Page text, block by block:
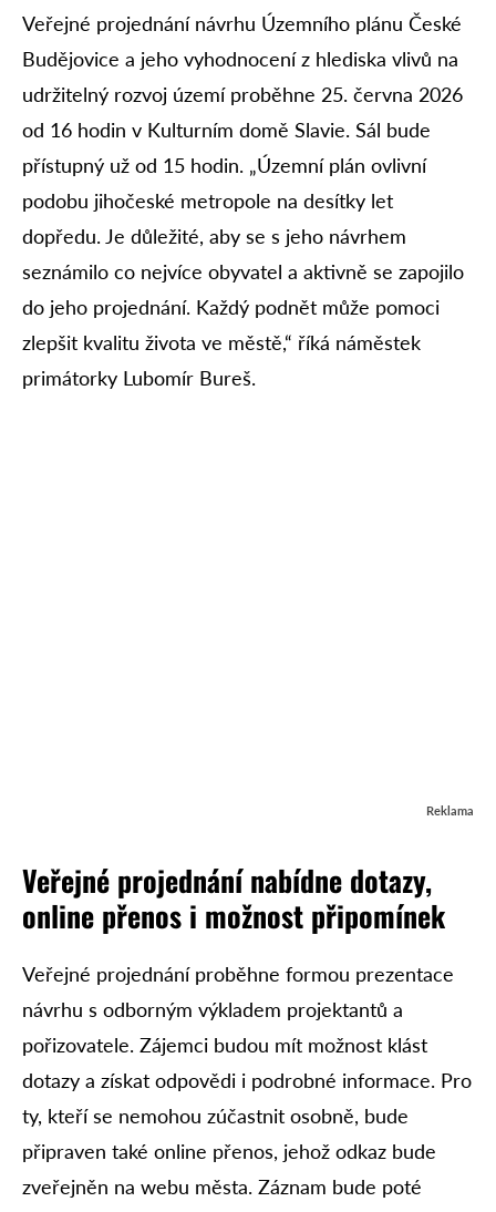
Veřejné projednání návrhu Územního plánu České
Budějovice a jeho vyhodnocení z hlediska vlivů na
udržitelný rozvoj území proběhne 25. června 2026
od 16 hodin v Kulturním domě Slavie. Sál bude
přístupný už od 15 hodin. „Územní plán ovlivní
podobu jihočeské metropole na desítky let
dopředu. Je důležité, aby se s jeho návrhem
seznámilo co nejvíce obyvatel a aktivně se zapojilo
do jeho projednání. Každý podnět může pomoci
zlepšit kvalitu života ve městě,“ říká náměstek
primátorky Lubomír Bureš.
Reklama
Veřejné projednání nabídne dotazy,
online přenos i možnost připomínek
Veřejné projednání proběhne formou prezentace
návrhu s odborným výkladem projektantů a
pořizovatele. Zájemci budou mít možnost klást
dotazy a získat odpovědi i podrobné informace. Pro
ty, kteří se nemohou zúčastnit osobně, bude
připraven také online přenos, jehož odkaz bude
zveřejněn na webu města. Záznam bude poté